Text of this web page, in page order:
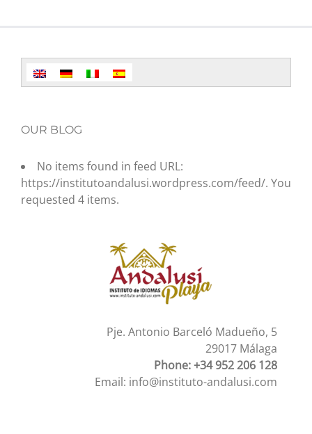
OUR BLOG
No items found in feed URL:
https://institutoandalusi.wordpress.com/feed/. You
requested 4 items.
Pje. Antonio Barceló Madueño, 5
29017 Málaga
Phone: +34 952 206 128
Email: info@instituto-andalusi.com